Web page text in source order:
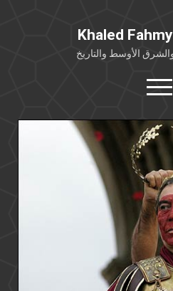
الأوسط والتاريخ
open
menu
شخصية
أكاديمية
صحافية
من فيسبوك
في الإعلام